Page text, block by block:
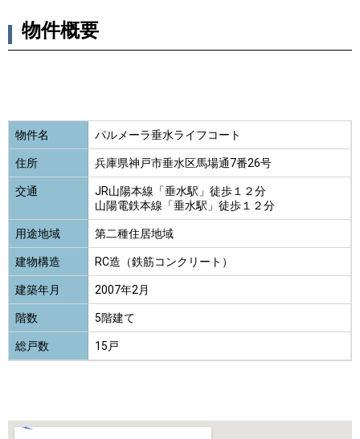
物件概要
物件名 パルメーラ垂水ライフコート
住所 兵庫県神戸市垂水区馬場通7番26号
交通
JR山陽本線「垂水駅」徒歩１２分
山陽電鉄本線「垂水駅」徒歩１２分
用途地域 第二種住居地域
建物構造 RC造（鉄筋コンクリート）
建築年月 2007年2月
階数 5階建て
総戸数 15戸